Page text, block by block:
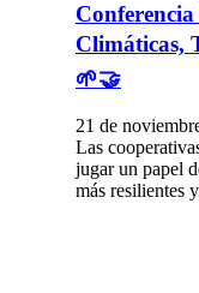
Climáticas,
🌱🤝
21 de
Las
jugar un papel
más resilientes